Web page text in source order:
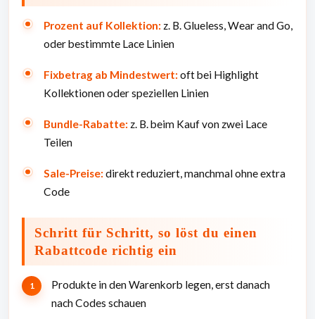
Prozent auf Kollektion: z. B. Glueless, Wear and Go,
oder bestimmte Lace Linien
Fixbetrag ab Mindestwert:oft bei Highlight
Kollektionen oder speziellen Linien
Bundle-Rabatte: z. B. beim Kauf von zwei Lace
Teilen
Sale-Preise:direkt reduziert, manchmal ohne extra
Code
Schritt für Schritt, so löst du einen
Rabattcode richtig ein
Produkte in den Warenkorb legen, erst danach
nach Codes schauen